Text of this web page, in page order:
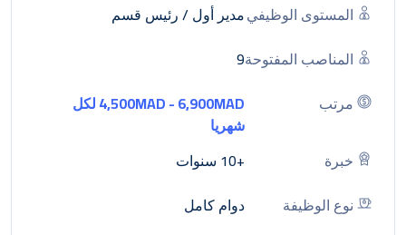
المستوى الوظيفيمدير أول / رئيس قسم
المناصب المفتوحة9
مرتب
4,500MAD - 6,900MAD لكل
شهريا
خبرة
+10 سنوات
نوع الوظيفة
دوام كامل